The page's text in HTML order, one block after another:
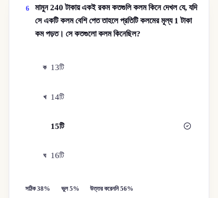
6
মামুন 240 টাকায় একই রকম কতগুলি কলম কিনে দেখল যে, যদি
সে একটি কলম বেশি পেত তাহলে প্রতিটি কলমের মূল্য 1 টাকা
কম পড়ত। সে কতগুলো কলম কিনেছিল?
ক 13টি
খ 14টি
15টি
ঘ 16টি
সঠিক 38% ভুল 5% উত্তর করেননি 56%